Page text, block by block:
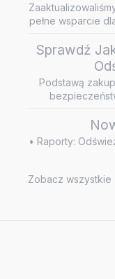
pełne wsparcie
Sprawdź
Podstawą
• Raporty:
Zobacz wszystkie